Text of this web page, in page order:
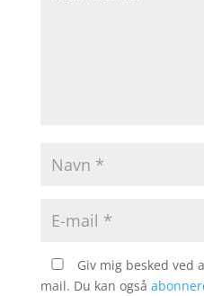
Giv mig besked ved
mail. Du kan også